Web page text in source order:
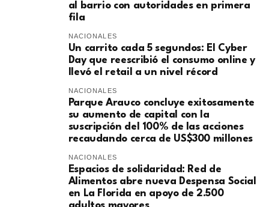
al barrio con autoridades en primera
fila
NACIONALES
Un carrito cada 5 segundos: El Cyber
Day que reescribió el consumo online y
llevó el retail a un nivel récord
NACIONALES
Parque Arauco concluye exitosamente
su aumento de capital con la
suscripción del 100% de las acciones
recaudando cerca de US$300 millones
NACIONALES
Espacios de solidaridad: Red de
Alimentos abre nueva Despensa Social
en La Florida en apoyo de 2.500